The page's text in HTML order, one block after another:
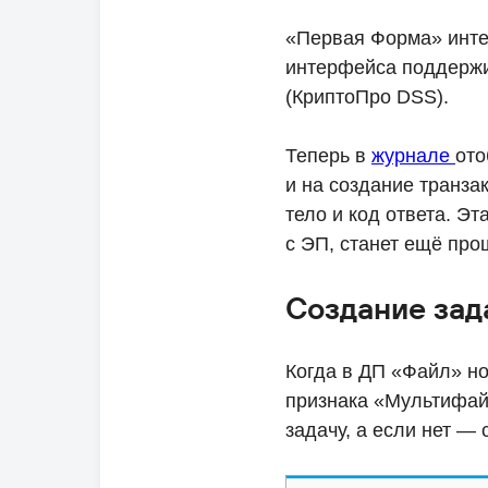
«Первая Форма»
интерфейса
(КриптоПро DSS).
Теперь в журнале
и на создание
тело и код ответа.
с ЭП, станет ещё
Создание
Когда в ДП «Файл»
признака
задачу, а если нет —